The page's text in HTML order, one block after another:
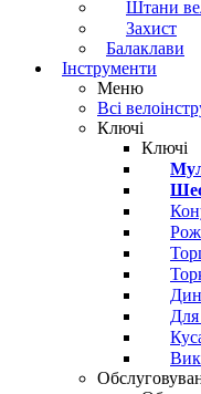
Штани
Захист
Балаклави
Інструменти
Меню
Всі
Ключі
Ключі